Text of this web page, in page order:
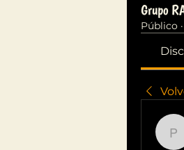
Grupo
Público ·